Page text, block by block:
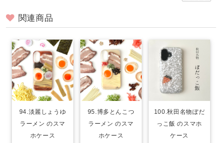
関連商品
94.淡麗しょうゆ
ラーメン のスマ
ホケース
95.博多とんこつ
ラーメン のスマ
ホケース
100.秋田名物ぼだ
っこ飯 のスマホ
ケース